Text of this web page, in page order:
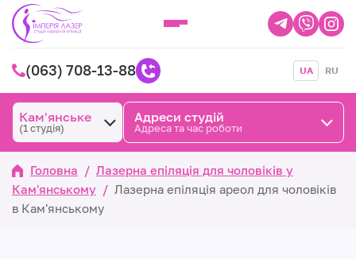
(063) 708-13-88 UA RU
Кам'янське
(1 студія)
Адреси студій
Адреса та час роботи
Головна / Лазерна епіляція для чоловіків у
Кам'янському / Лазерна епіляція ареол для чоловіків
в Кам'янському